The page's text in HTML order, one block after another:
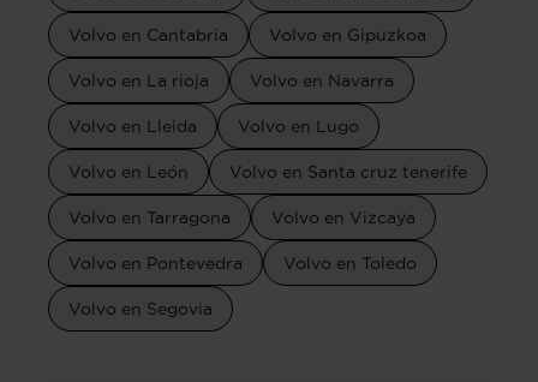
Volvo en Cantabria Volvo en Gipuzkoa
Volvo en La rioja Volvo en Navarra
Volvo en Lleida Volvo en Lugo
Volvo en León Volvo en Santa cruz tenerife
Volvo en Tarragona Volvo en Vizcaya
Volvo en Pontevedra Volvo en Toledo
Volvo en Segovia